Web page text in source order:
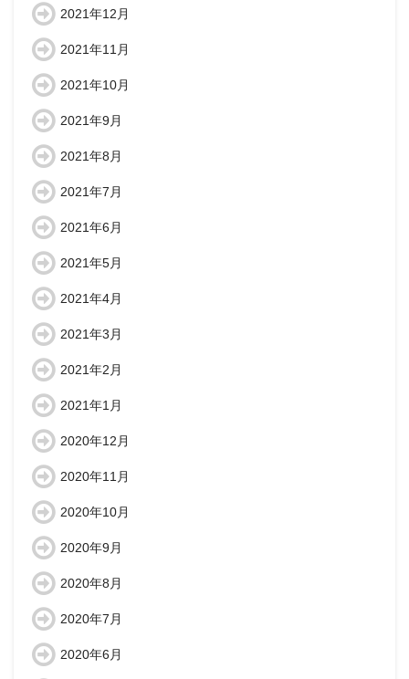
2021年12月
2021年11月
2021年10月
2021年9月
2021年8月
2021年7月
2021年6月
2021年5月
2021年4月
2021年3月
2021年2月
2021年1月
2020年12月
2020年11月
2020年10月
2020年9月
2020年8月
2020年7月
2020年6月